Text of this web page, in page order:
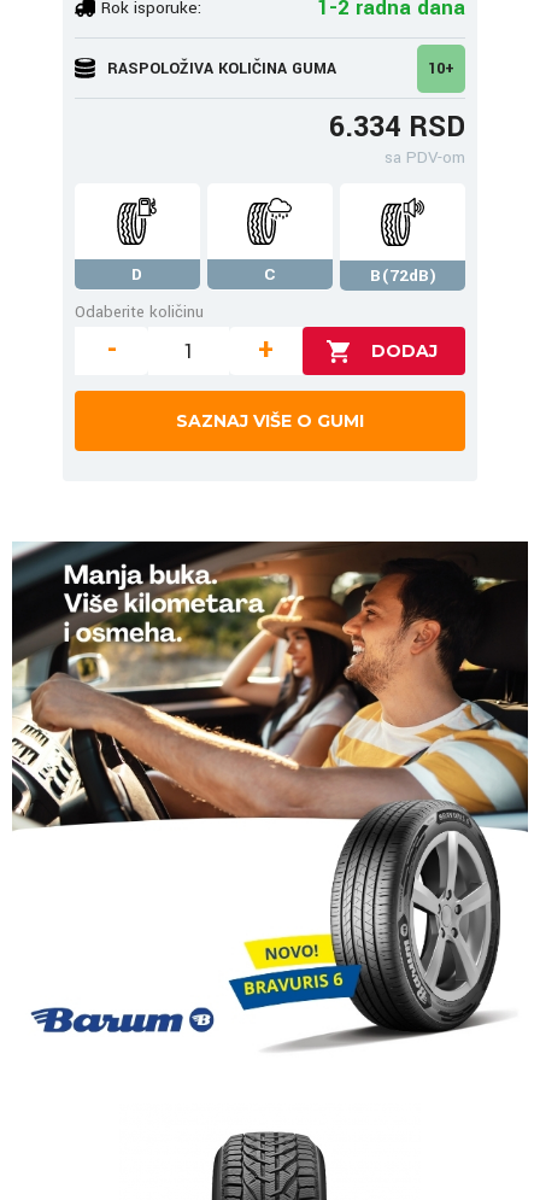
Rok isporuke: 1-2 radna dana
RASPOLOŽIVA KOLIČINA GUMA 10+
6.334 RSD
sa PDV-om
D C
B(72dB)
Odaberite količinu
- +
SAZNAJ VIŠE O GUMI